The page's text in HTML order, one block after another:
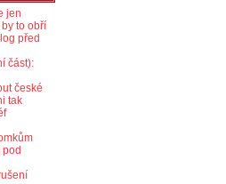
jen
by to obří
před
část):
české
tak